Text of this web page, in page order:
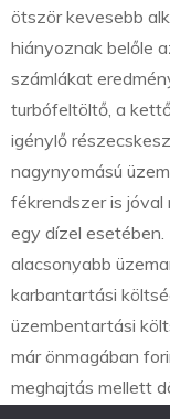
ötször kevesebb
hiányoznak belőle
számlákat
turbófeltöltő, a
igénylő
nagynyomású
fékrendszer is
egy dízel
alacsonyabb
karbantartási
üzembentartási
már önmagában
meghajtás mellett